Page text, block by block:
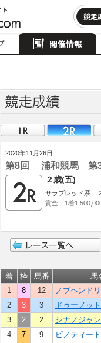
競走
開催情報
2020年11月26日
第8回 浦和競馬 第3
２歳(五)
サラブレッド系
賞金 1着
着 枠 馬番 馬
1
8 12 ノブヘンド
2
3 3 ドゥーノッ
3
2 2 シナノジャ
4
7 9 ピノティー